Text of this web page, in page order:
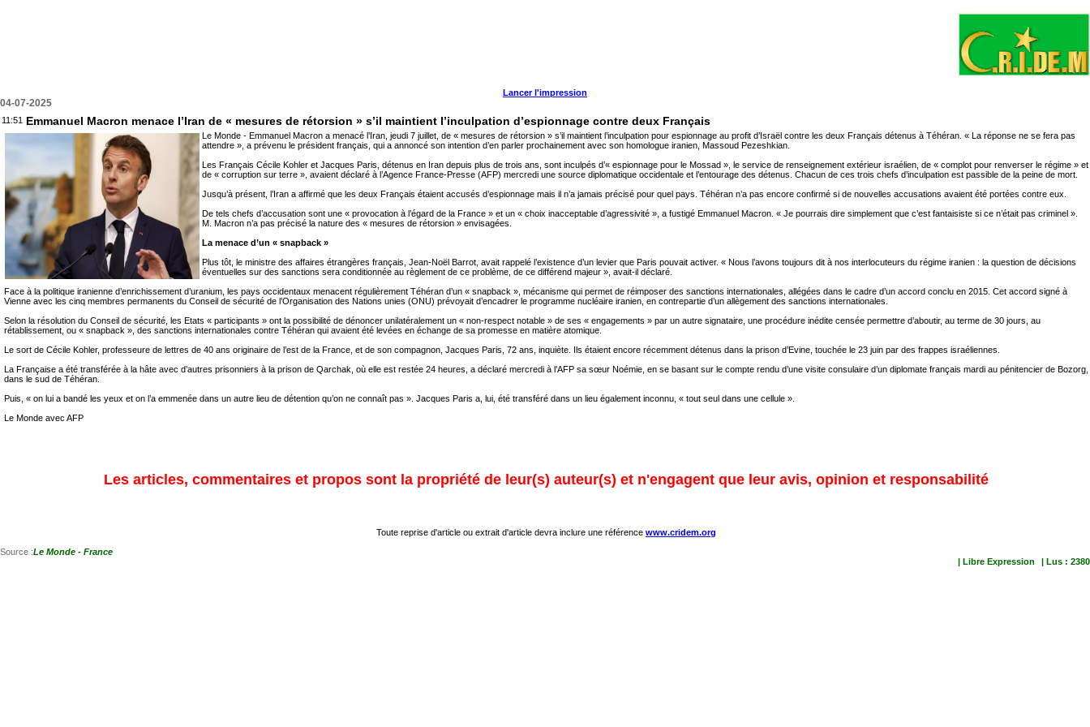
Lancer l'impression
04-07-2025
11:51 Emmanuel Macron menace l’Iran de « mesures de rétorsion » s’il maintient l’inculpation d’espionnage contre deux Français
Le Monde - Emmanuel Macron a menacé l’Iran, jeudi 7 juillet, de « mesures de rétorsion » s’il maintient l’inculpation pour espionnage au profit d’Israël contre les deux Français détenus à Téhéran. « La réponse ne se fera pas
attendre », a prévenu le président français, qui a annoncé son intention d’en parler prochainement avec son homologue iranien, Massoud Pezeshkian.
Les Français Cécile Kohler et Jacques Paris, détenus en Iran depuis plus de trois ans, sont inculpés d’« espionnage pour le Mossad », le service de renseignement extérieur israélien, de « complot pour renverser le régime » et
de « corruption sur terre », avaient déclaré à l’Agence France-Presse (AFP) mercredi une source diplomatique occidentale et l’entourage des détenus. Chacun de ces trois chefs d’inculpation est passible de la peine de mort.
Jusqu’à présent, l’Iran a affirmé que les deux Français étaient accusés d’espionnage mais il n’a jamais précisé pour quel pays. Téhéran n’a pas encore confirmé si de nouvelles accusations avaient été portées contre eux.
De tels chefs d’accusation sont une « provocation à l’égard de la France » et un « choix inacceptable d’agressivité », a fustigé Emmanuel Macron. « Je pourrais dire simplement que c’est fantaisiste si ce n’était pas criminel ».
M. Macron n’a pas précisé la nature des « mesures de rétorsion » envisagées.
La menace d’un « snapback »
Plus tôt, le ministre des affaires étrangères français, Jean-Noël Barrot, avait rappelé l’existence d’un levier que Paris pouvait activer. « Nous l’avons toujours dit à nos interlocuteurs du régime iranien : la question de décisions
éventuelles sur des sanctions sera conditionnée au règlement de ce problème, de ce différend majeur », avait-il déclaré.
Face à la politique iranienne d’enrichissement d’uranium, les pays occidentaux menacent régulièrement Téhéran d’un « snapback », mécanisme qui permet de réimposer des sanctions internationales, allégées dans le cadre d’un accord conclu en 2015. Cet accord signé à
Vienne avec les cinq membres permanents du Conseil de sécurité de l’Organisation des Nations unies (ONU) prévoyait d’encadrer le programme nucléaire iranien, en contrepartie d’un allègement des sanctions internationales.
Selon la résolution du Conseil de sécurité, les Etats « participants » ont la possibilité de dénoncer unilatéralement un « non-respect notable » de ses « engagements » par un autre signataire, une procédure inédite censée permettre d’aboutir, au terme de 30 jours, au
rétablissement, ou « snapback », des sanctions internationales contre Téhéran qui avaient été levées en échange de sa promesse en matière atomique.
Le sort de Cécile Kohler, professeure de lettres de 40 ans originaire de l’est de la France, et de son compagnon, Jacques Paris, 72 ans, inquiète. Ils étaient encore récemment détenus dans la prison d’Evine, touchée le 23 juin par des frappes israéliennes.
La Française a été transférée à la hâte avec d’autres prisonniers à la prison de Qarchak, où elle est restée 24 heures, a déclaré mercredi à l’AFP sa sœur Noémie, en se basant sur le compte rendu d’une visite consulaire d’un diplomate français mardi au pénitencier de Bozorg,
dans le sud de Téhéran.
Puis, « on lui a bandé les yeux et on l’a emmenée dans un autre lieu de détention qu’on ne connaît pas ». Jacques Paris a, lui, été transféré dans un lieu également inconnu, « tout seul dans une cellule ».
Le Monde avec AFP
Les articles, commentaires et propos sont la propriété de leur(s) auteur(s) et n'engagent que leur avis, opinion et responsabilité
Toute reprise d'article ou extrait d'article devra inclure une référence www.cridem.org
Source :Le Monde - France
| Libre Expression
| Lus : 2380